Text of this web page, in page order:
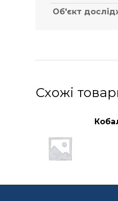
Об'єкт
Схожі